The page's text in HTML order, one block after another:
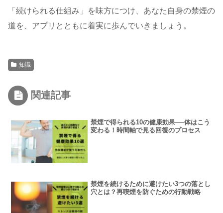
「続けられる仕組み」を味方につけ、あなた自身の禁煙の
道を、アプリとともに着実に歩んでいきましょう。
知識
関連記事
禁煙で得られる10の健康効果──体はこう
変わる！時間軸で見る回復のプロセス
禁煙を続けるために避けたい3つの落とし
穴とは？再喫煙を防ぐための行動戦略